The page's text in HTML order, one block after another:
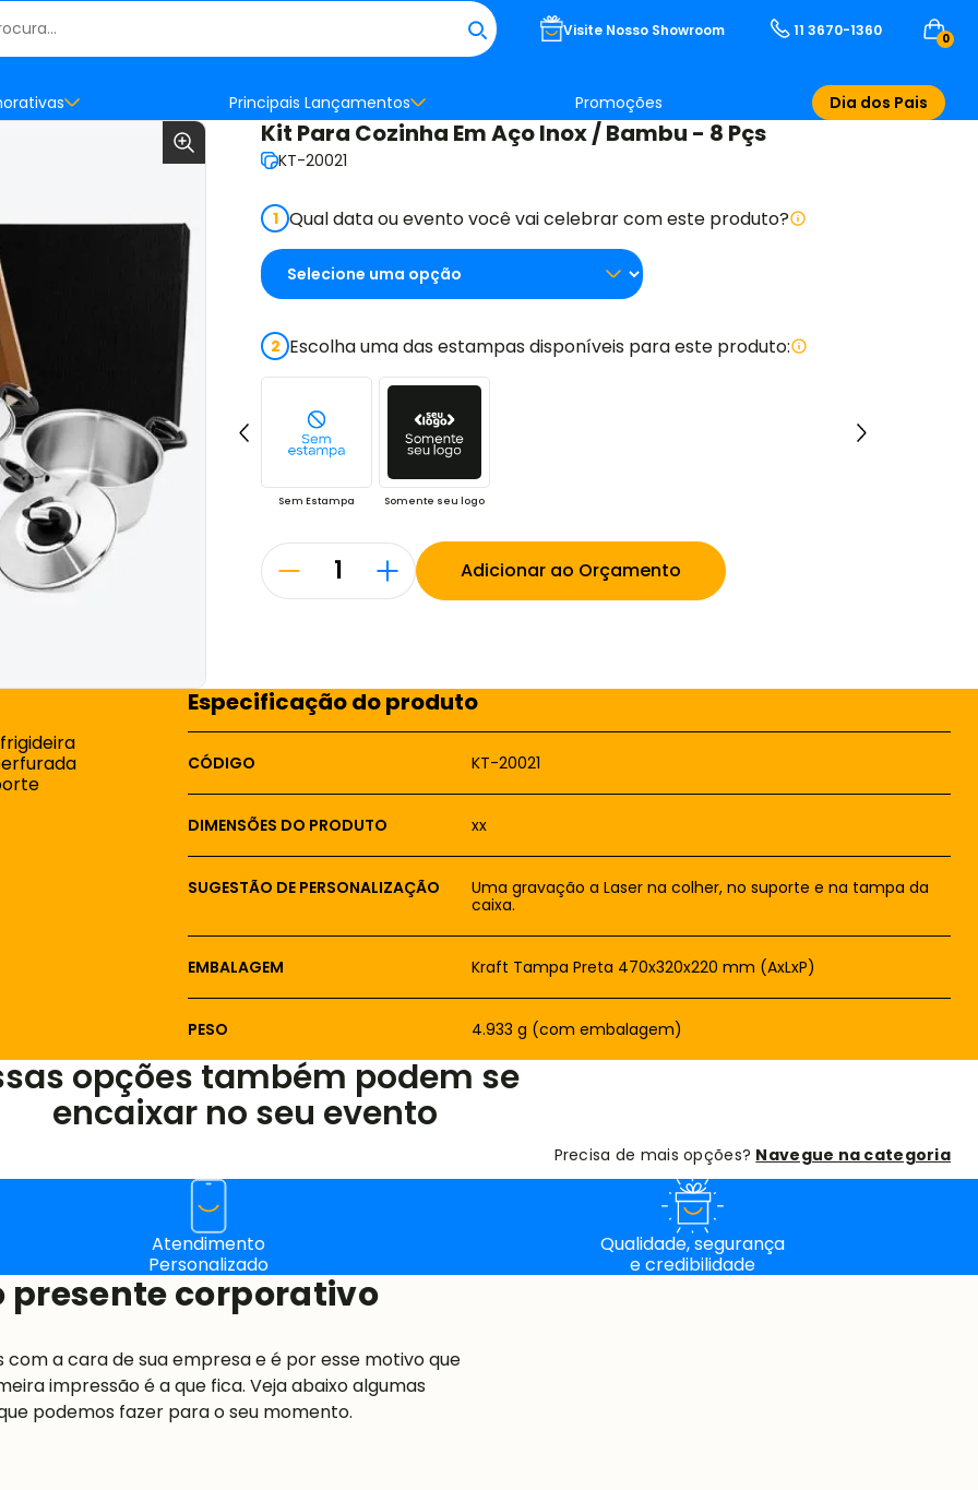
Visite Nosso Showroom 11 3670-1360 0
Principais Lançamentos Promoções Dia dos Pais
Kit Para Cozinha Em Aço Inox / Bambu - 8 Pçs
KT-20021
1 Qual data ou evento você vai celebrar com este produto?
2 Escolha uma das estampas disponíveis para este produto:
Sem Estampa Somente seu logo
Adicionar ao Orçamento
Especificação do produto
CÓDIGO KT-20021
DIMENSÕES DO PRODUTO xx
SUGESTÃO DE PERSONALIZAÇÃO
Uma gravação a Laser na colher, no suporte e na tampa da
caixa.
EMBALAGEM Kraft Tampa Preta 470x320x220 mm (AxLxP)
PESO 4.933 g (com embalagem)
opções também podem se
encaixar no seu evento
Precisa de mais opções? Navegue na categoria
Atendimento
Personalizado
Qualidade, segurança
e credibilidade
presente corporativo
a cara de sua empresa e é por esse motivo que
impressão é a que fica. Veja abaixo algumas
podemos fazer para o seu momento.